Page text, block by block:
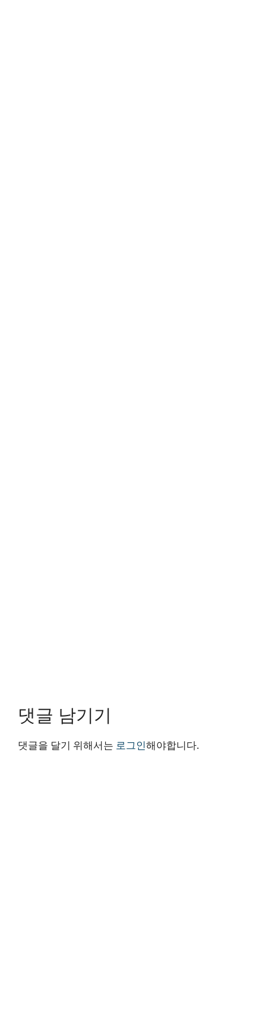
댓글 남기기
댓글을 달기 위해서는 로그인해야합니다.